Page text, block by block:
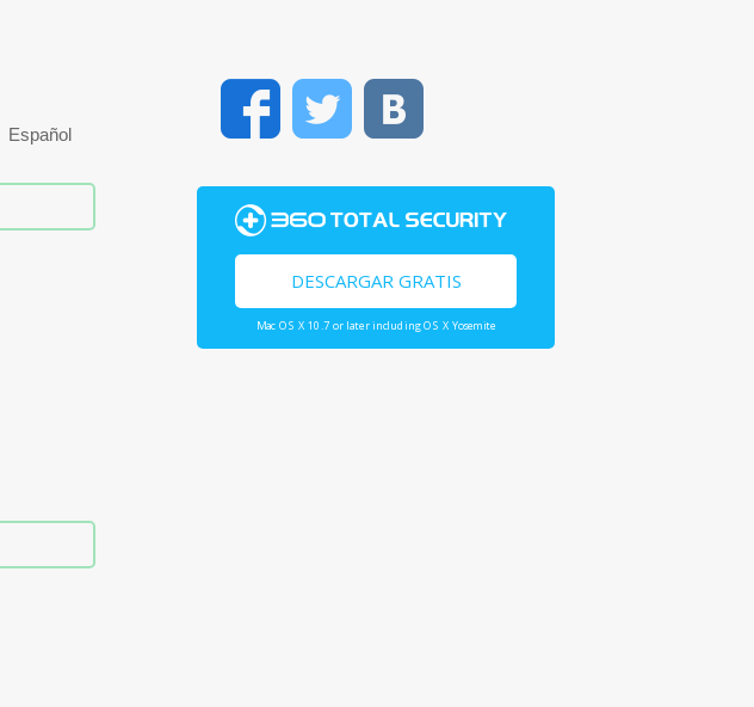
FacebookTwitter
DESCARGAR GRATIS
Mac OS X 10.7 or later including OS X Yosemite